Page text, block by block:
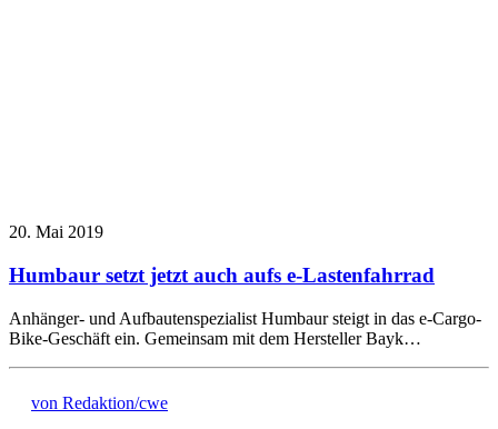
20. Mai 2019
Humbaur setzt jetzt auch aufs e-Lastenfahrrad
Anhänger- und Aufbautenspezialist Humbaur steigt in das e-Cargo-
Bike-Geschäft ein. Gemeinsam mit dem Hersteller Bayk…
von Redaktion/cwe